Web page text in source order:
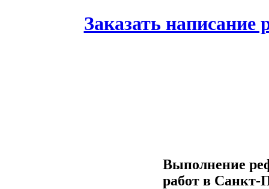
Заказать
Выполнение
работ в Санкт-